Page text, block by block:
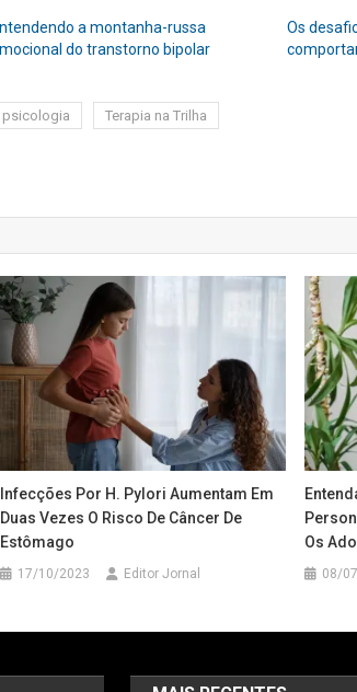
a montanha-russa
do transtorno bipolar
Os
psicologia Terapia na Trilha
Infecções Por H. Pylori Aumentam Em
Duas Vezes O Risco De Câncer De
Estômago
17/10/2023 Editor Jornal
Os
08/